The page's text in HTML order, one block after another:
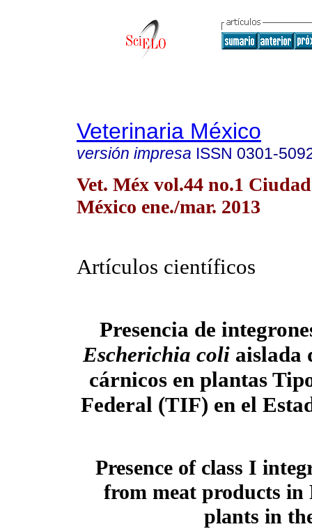
Veterinaria México
versión impresa ISSN 0301-
Vet. Méx vol.44 no.1
México ene./mar. 2013
Artículos científicos
Presencia de
Escherichia coliaislada
cárnicos en plantas
Federal (TIF) en el
Presence of class I
from meat products in
plants in